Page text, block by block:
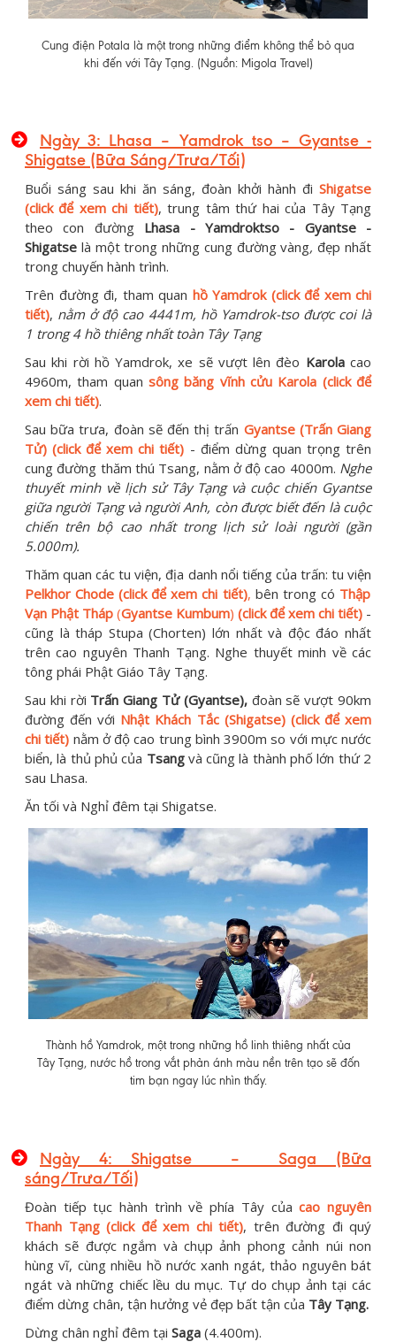
Cung điện Potala là một trong những điểm không thể bỏ qua
khi đến với Tây Tạng. (Nguồn: Migola Travel)
Ngày 3: Lhasa – Yamdrok tso – Gyantse -
Shigatse (Bữa Sáng/Trưa/Tối)
Buổi sáng sau khi ăn sáng, đoàn khởi hành đi Shigatse
(click để xem chi tiết), trung tâm thứ hai của Tây Tạng
theo con đường Lhasa - Yamdroktso - Gyantse -
Shigatse là một trong những cung đường vàng,đẹp nhất
trong chuyến hành trình.
Trên đường đi, tham quan hồ Yamdrok (click để xem chi
tiết), nằm ở độ cao 4441m, hồ Yamdrok-tso được coi là
1 trong 4 hồ thiêng nhất toàn Tây Tạng
Sau khi rời hồ Yamdrok, xe sẽ vượt lên đèo Karolacao
4960m, tham quan sông băng vĩnh cửu Karola (click để
xem chi tiết).
Sau bữa trưa, đoàn sẽ đến thị trấn Gyantse (Trấn Giang
Tử) (click để xem chi tiết) - điểm dừng quan trọng trên
cung đường thăm thú Tsang, nằm ở độ cao 4000m. Nghe
thuyết minh về lịch sử Tây Tạng và cuộc chiến Gyantse
giữa người Tạng và người Anh, còn được biết đến là cuộc
chiến trên bộ cao nhất trong lịch sử loài người (gần
5.000m).
Thăm quan các tu viện, địa danh nổi tiếng của trấn: tu viện
Pelkhor Chode (click để xem chi tiết), bên trong có Thập
Vạn Phật Tháp (Gyantse Kumbum) (click để xem chi tiết) -
cũng là tháp Stupa (Chorten) lớn nhất và độc đáo nhất
trên cao nguyên Thanh Tạng. Nghe thuyết minh về các
tông phái Phật Giáo Tây Tạng.
Sau khi rời Trấn Giang Tử (Gyantse), đoàn sẽ vượt 90km
đường đến với Nhật Khách Tắc (Shigatse) (click để xem
chi tiết) nằm ở độ cao trung bình 3900m so với mực nước
biển, là thủ phủ của Tsang và cũng là thành phố lớn thứ 2
sau Lhasa.
Ăn tối và Nghỉ đêm tại Shigatse.
Thành hồ Yamdrok, một trong những hồ linh thiêng nhất của
Tây Tạng, nước hồ trong vắt phản ánh màu nền trên tạo sẽ đốn
tim bạn ngay lúc nhìn thấy.
Ngày 4: Shigatse – Saga (Bữa
sáng/Trưa/Tối)
Đoàn tiếp tục hành trình về phía Tây củacao nguyên
Thanh Tạng (click để xem chi tiết), trên đường đi quý
khách sẽ được ngắm và chụp ảnh phong cảnh núi non
hùng vĩ, cùng nhiều hồ nước xanh ngát, thảo nguyên bát
ngát và những chiếc lều du mục. Tự do chụp ảnh tại các
điểm dừng chân, tận hưởng vẻ đẹp bất tận của Tây Tạng.
Dừng chân nghỉ đêm tại Saga (4.400m).